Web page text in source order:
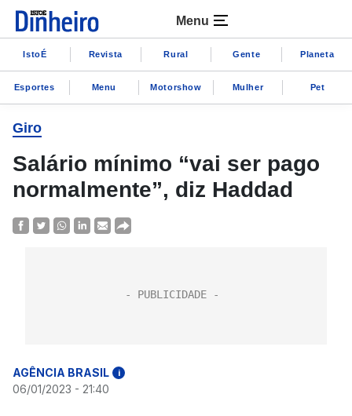
Menu
IstoÉ Revista Rural Gente Planeta
Esportes Menu Motorshow Mulher Pet
Giro
Salário mínimo “vai ser pago
normalmente”, diz Haddad
AGÊNCIA BRASIL i
06/01/2023 - 21:40